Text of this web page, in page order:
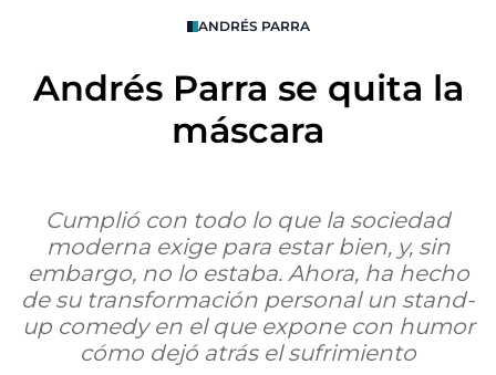
ANDRÉS PARRA
Andrés Parra se quita la
máscara
Cumplió con todo lo que la sociedad
moderna exige para estar bien, y, sin
embargo, no lo estaba. Ahora, ha hecho
de su transformación personal un stand-
up comedy en el que expone con humor
cómo dejó atrás el sufrimiento